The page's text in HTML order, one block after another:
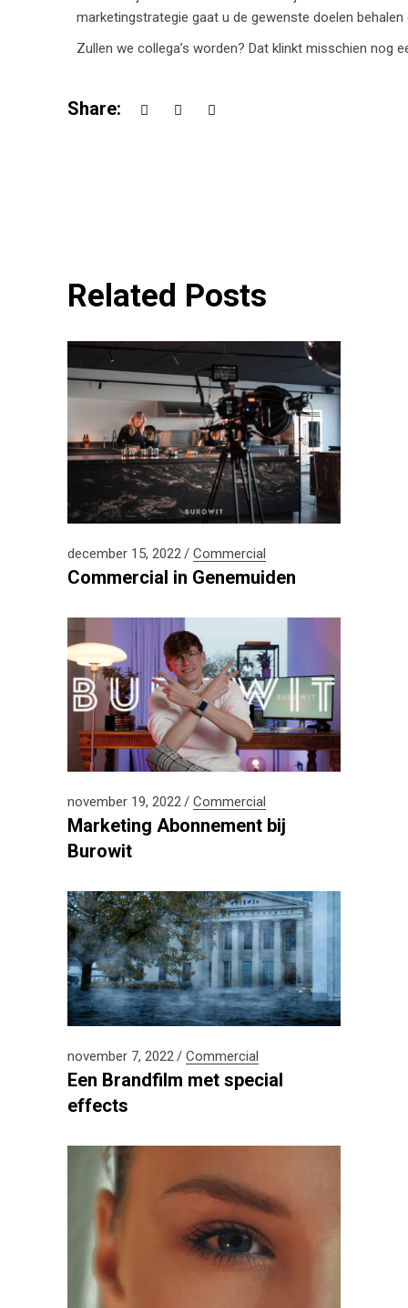
marketingstrategie gaat u de gewenste doelen
Zullen we collega’s worden? Dat klinkt misschien nog
Share:
Related Posts
december 15, 2022 Commercial
Commercial in Genemuiden
november 19, 2022 Commercial
Marketing Abonnement bij
Burowit
november 7, 2022 Commercial
Een Brandfilm met special
effects